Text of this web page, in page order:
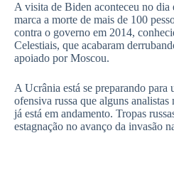
A visita de Biden aconteceu no dia
marca a morte de mais de 100
contra o governo em 2014,
Celestiais, que acabaram
apoiado por Moscou.
A Ucrânia está se preparando para
ofensiva russa que alguns
já está em andamento. Tropas
estagnação no avanço da invasão